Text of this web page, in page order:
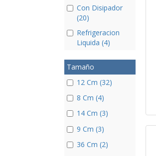
Con Disipador
(20)
Refrigeracion
Liquida (4)
Tamaño
12 Cm (32)
8 Cm (4)
14 Cm (3)
9 Cm (3)
36 Cm (2)